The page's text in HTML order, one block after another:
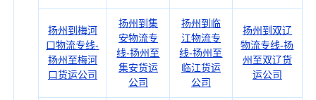
扬州到梅河
口物流专线-
扬州至梅河
口货运公司
扬州到集
安物流专
线-扬州至
集安货运
公司
扬州到临
江物流专
线-扬州至
临江货运
公司
扬州到双辽
物流专线-扬
州至双辽货
运公司